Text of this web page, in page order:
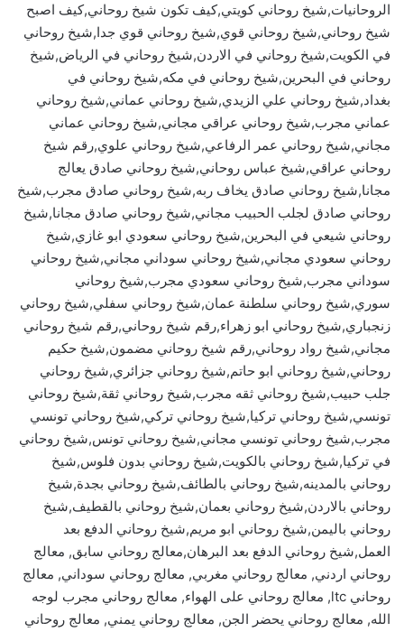
الروحانيات,شيخ روحاني كويتي,كيف تكون شيخ روحاني,كيف اصبح
شيخ روحاني,شيخ روحاني قوي,شيخ روحاني قوي جدا,شيخ روحاني
في الكويت,شيخ روحاني في الاردن,شيخ روحاني في الرياض,شيخ
روحاني في البحرين,شيخ روحاني في مكه,شيخ روحاني في
بغداد,شيخ روحاني علي الزيدي,شيخ روحاني عماني,شيخ روحاني
عماني مجرب,شيخ روحاني عراقي مجاني,شيخ روحاني عماني
مجاني,شيخ روحاني عمر الرفاعي,شيخ روحاني علوي,رقم شيخ
روحاني عراقي,شيخ عباس روحاني,شيخ روحاني صادق يعالج
مجانا,شيخ روحاني صادق يخاف ربه,شيخ روحاني صادق مجرب,شيخ
روحاني صادق لجلب الحبيب مجاني,شيخ روحاني صادق مجانا,شيخ
روحاني شيعي في البحرين,شيخ روحاني سعودي ابو غازي,شيخ
روحاني سعودي مجاني,شيخ روحاني سوداني مجاني,شيخ روحاني
سوداني مجرب,شيخ روحاني سعودي مجرب,شيخ روحاني
سوري,شيخ روحاني سلطنة عمان,شيخ روحاني سفلي,شيخ روحاني
زنجباري,شيخ روحاني ابو زهراء,رقم شيخ روحاني,رقم شيخ روحاني
مجاني,شيخ رواد روحاني,رقم شيخ روحاني مضمون,شيخ حكيم
روحاني,شيخ روحاني ابو حاتم,شيخ روحاني جزائري,شيخ روحاني
جلب حبيب,شيخ روحاني ثقه مجرب,شيخ روحاني ثقة,شيخ روحاني
تونسي,شيخ روحاني تركيا,شيخ روحاني تركي,شيخ روحاني تونسي
مجرب,شيخ روحاني تونسي مجاني,شيخ روحاني تونس,شيخ روحاني
في تركيا,شيخ روحاني بالكويت,شيخ روحاني بدون فلوس,شيخ
روحاني بالمدينه,شيخ روحاني بالطائف,شيخ روحاني بجدة,شيخ
روحاني بالاردن,شيخ روحاني بعمان,شيخ روحاني بالقطيف,شيخ
روحاني باليمن,شيخ روحاني ابو مريم,شيخ روحاني الدفع بعد
العمل,شيخ روحاني الدفع بعد البرهان,معالج روحاني سابق, معالج
روحاني اردني, معالج روحاني مغربي, معالج روحاني سوداني, معالج
روحاني ltc, معالج روحاني على الهواء, معالج روحاني مجرب لوجه
الله, معالج روحاني يحضر الجن, معالج روحاني يمني, معالج روحاني